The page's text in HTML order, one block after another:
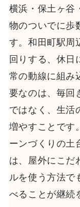
横浜・保土ヶ谷
物のついでに歩
す。和田町駅周
回りする、休日
常の動線に組み
要なのは、毎回
ではなく、生活
増やすことです
ーンづくりの土
は、屋外にこだ
ルを使う方法で
べることが継続